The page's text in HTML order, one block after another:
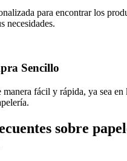
para encontrar los
necesidades.
Sencillo
fácil y rápida, ya sea en
sobre